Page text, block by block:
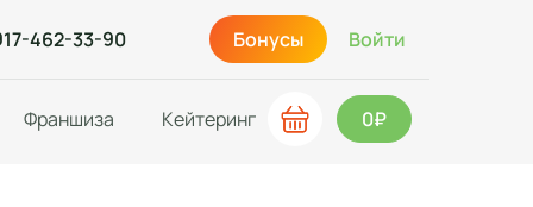
462-33-90 Бонусы Войти
Франшиза Кейтеринг 0₽